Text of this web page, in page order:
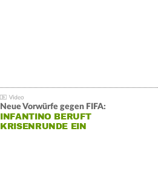
Neue Vorwürfe gegen FIFA:
INFANTINO BERUFT
KRISENRUNDE EIN